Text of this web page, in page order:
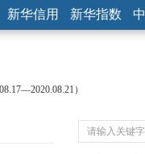
新华信用 新华指数
）